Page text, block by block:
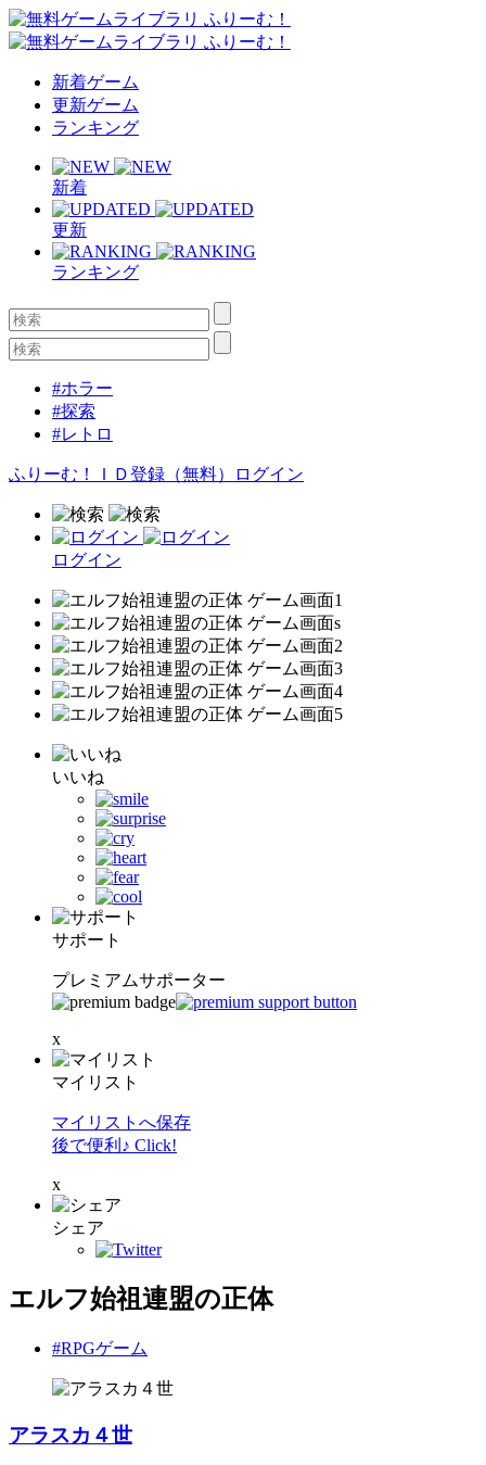
新着ゲーム
更新ゲーム
ランキング
新着
更新
ランキング
#ホラー
#探索
#レトロ
ふりーむ！ＩＤ登録（無料） ログイン
ログイン
いいね
サポート
プレミアムサポーター
x
マイリスト
マイリストへ保存
後で便利♪ Click!
x
シェア
エルフ始祖連盟の正体
#RPGゲーム
アラスカ４世